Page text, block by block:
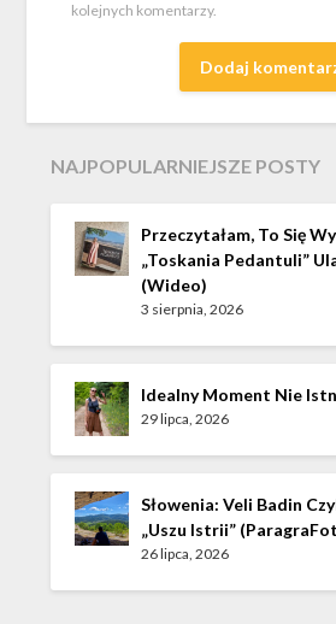
kolejnych komentarzy.
NAJPOPULARNIEJSZE POSTY
Przeczytałam, To Się
„Toskania Pedantuli”
(wideo)
3 sierpnia, 2026
Idealny Moment Nie
29 lipca, 2026
Słowenia: Veli Badin
„Uszu Istrii”
26 lipca, 2026